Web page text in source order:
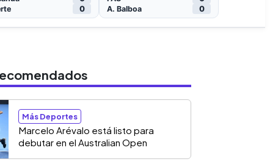
Más Deportes
Marcelo Arévalo está listo para
debutar en el Australian Open